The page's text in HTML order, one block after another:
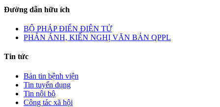
Đường dẫn hữu ích
BỘ PHÁP ĐIỂN ĐIỆN TỬ
PHẢN ÁNH, KIẾN NGHỊ VĂN BẢN QPPL
Tin tức
Bản tin bệnh viện
Tin tuyển dụng
Tin nội bộ
Công tác xã hội